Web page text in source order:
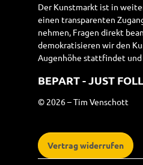
Der Kunstmarkt ist in
einen transparenten
nehmen, Fragen direkt
demokratisieren wir den
Augenhöhe stattfindet und
BEPART - JUST
© 2026 – Tim Venschott
Vertrag widerrufen